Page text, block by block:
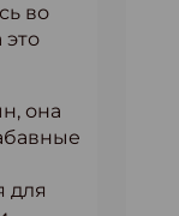
во
это
она
для